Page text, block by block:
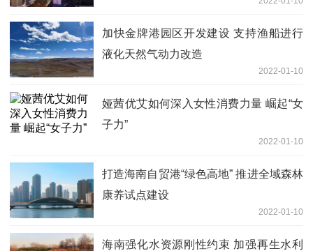
加快金牌港园区开发建设 支持渔船进行
液化天然气动力改造
2022-01-10
娅茜优艾如何深入女性消费力量 崛起“女
子力”
2022-01-10
打造海南自贸港“绿色高地” 推进全域森林
康养试点建设
2022-01-10
海南强化水资源刚性约束 加强再生水利